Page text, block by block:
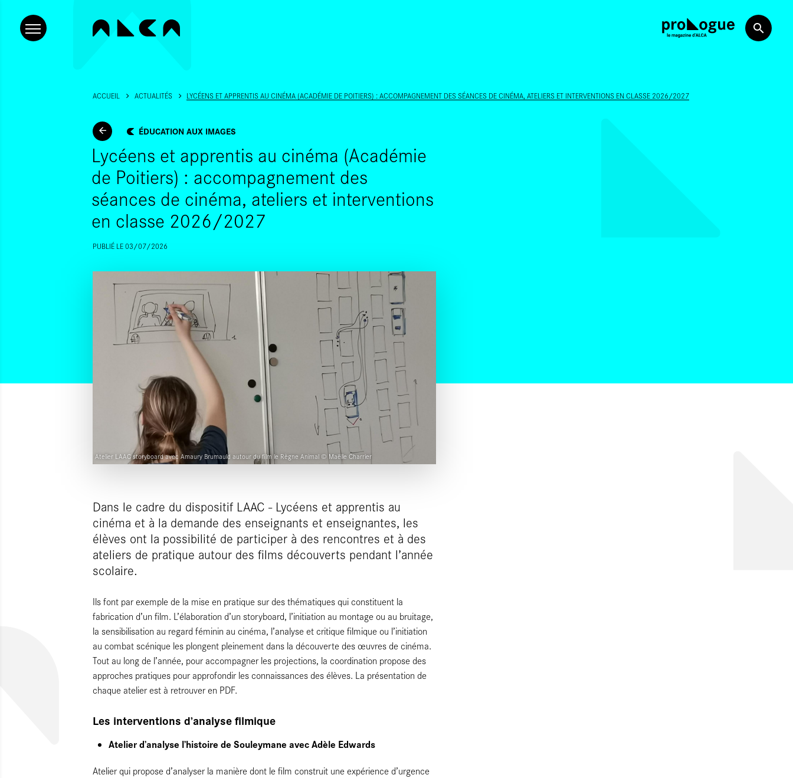
ACCUEIL ACTUALITÉS LYCÉENS ET APPRENTIS AU CINÉMA (ACADÉMIE DE POITIERS) : ACCOMPAGNEMENT DES SÉANCES DE CINÉMA, ATELIERS ET INTERVENTIONS EN CLASSE 2026/2027
ÉDUCATION AUX IMAGES
Lycéens et apprentis au cinéma (Académie
de Poitiers) : accompagnement des
séances de cinéma, ateliers et interventions
en classe 2026/2027
PUBLIÉ LE 03/07/2026
Atelier LAAC storyboard avec Amaury Brumauld autour du film le Règne Animal © Maëlle Charrier
Dans le cadre du dispositif LAAC - Lycéens et apprentis au
cinéma et à la demande des enseignants et enseignantes, les
élèves ont la possibilité de participer à des rencontres et à des
ateliers de pratique autour des films découverts pendant l’année
scolaire.
Ils font par exemple de la mise en pratique sur des thématiques qui constituent la
fabrication d’un film. L’élaboration d’un storyboard, l’initiation au montage ou au bruitage,
la sensibilisation au regard féminin au cinéma, l’analyse et critique filmique ou l’initiation
au combat scénique les plongent pleinement dans la découverte des œuvres de cinéma.
Tout au long de l’année, pour accompagner les projections, la coordination propose des
approches pratiques pour approfondir les connaissances des élèves. La présentation de
chaque atelier est à retrouver en PDF.
Les interventions d’analyse filmique
Atelier d’analyse l’histoire de Souleymane avec Adèle Edwards
Atelier qui propose d’analyser la manière dont le film construit une expérience d’urgence